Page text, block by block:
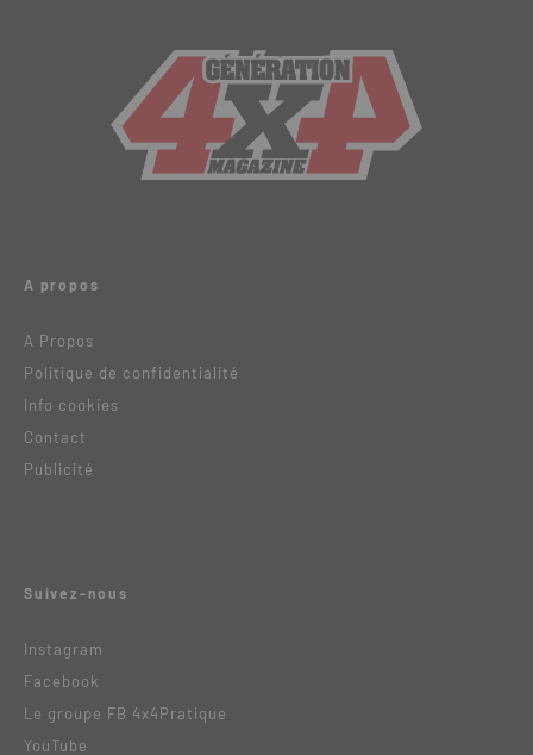
A propos
A Propos
Politique de confidentialité
Info cookies
Contact
Publicité
Suivez-nous
Instagram
Facebook
Le groupe FB 4x4Pratique
YouTube